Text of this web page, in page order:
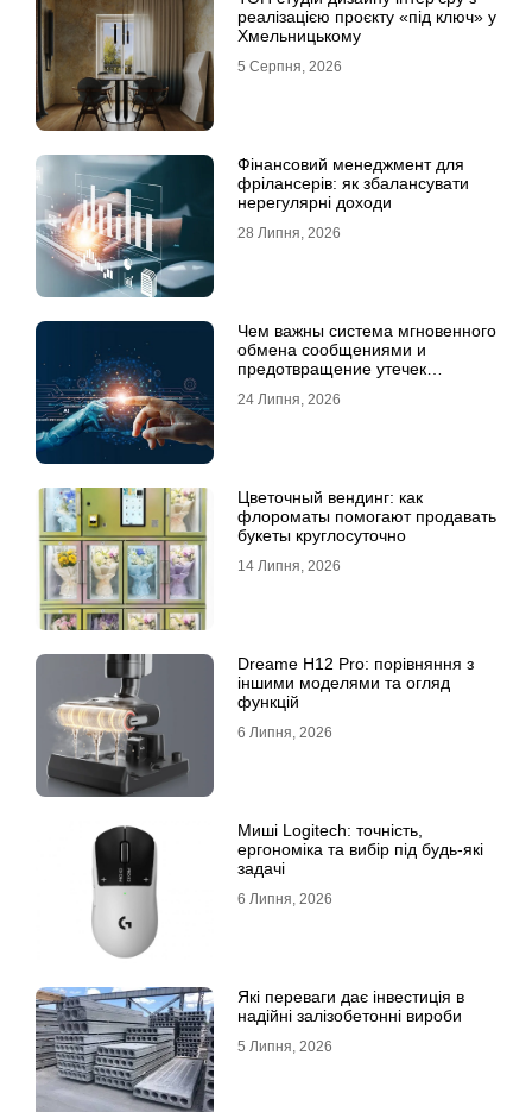
реалізацією проєкту «під ключ» у
Хмельницькому
5 Серпня, 2026
Фінансовий менеджмент для
фрілансерів: як збалансувати
нерегулярні доходи
28 Липня, 2026
Чем важны система мгновенного
обмена сообщениями и
предотвращение утечек
24 Липня, 2026
Цветочный вендинг: как
флороматы помогают продавать
букеты круглосуточно
14 Липня, 2026
Dreame H12 Pro: порівняння з
іншими моделями та огляд
функцій
6 Липня, 2026
Миші Logitech: точність,
ергономіка та вибір під будь-які
задачі
6 Липня, 2026
Які переваги дає інвестиція в
надійні залізобетонні вироби
5 Липня, 2026